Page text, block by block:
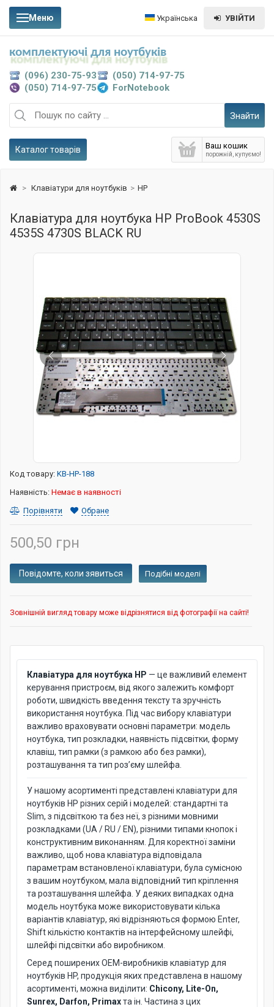
Меню Українська УВІЙТИ
Знайти
Ваш кошик
порожній, купуємо!
Каталог товарів
(096) 230-75-93
(050) 714-97-75
(050) 714-97-75
ForNotebook
комплектуючі для ноутбуків
> Клавіатури для ноутбуків > HP
Клавіатура для ноутбука HP ProBook 4530S
4535S 4730S BLACK RU
Код товару: KB-HP-188
Наявність: Немає в наявності
Порівняти
Обране
500,50 грн
Подібні моделі
Зовнішній вигляд товару може відрізнятися від фотографії на сайті!
Клавіатура для ноутбука HP — це важливий елемент
керування пристроєм, від якого залежить комфорт
роботи, швидкість введення тексту та зручність
використання ноутбука. Під час вибору клавіатури
важливо враховувати основні параметри: модель
ноутбука, тип розкладки, наявність підсвітки, форму
клавіш, тип рамки (з рамкою або без рамки),
розташування та тип роз’єму шлейфа.
У нашому асортименті представлені клавіатури для
ноутбуків HP різних серій і моделей: стандартні та
Slim, з підсвіткою та без неї, з різними мовними
розкладками (UA / RU / EN), різними типами кнопок і
конструктивним виконанням. Для коректної заміни
важливо, щоб нова клавіатура відповідала
параметрам встановленої клавіатури, була сумісною
з вашим ноутбуком, мала відповідний тип кріплення
та розташування шлейфа. У деяких випадках одна
модель ноутбука може використовувати кілька
варіантів клавіатур, які відрізняються формою Enter,
Shift кількістю контактів на інтерфейсному шлейфі,
шлейфі підсвітки або виробником.
Серед поширених OEM-виробників клавіатур для
ноутбуків HP, продукція яких представлена в нашому
асортименті, можна виділити: Chicony, Lite-On,
Sunrex, Darfon, Primaxта ін. Частина з цих